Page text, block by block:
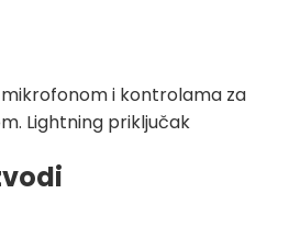
mikrofonom i kontrolama za
Lightning priključak